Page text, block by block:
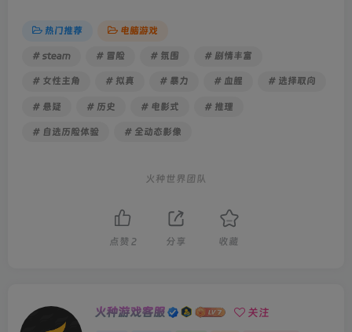
热门推荐 电脑游戏
# steam # 冒险 # 氛围 # 剧情丰富
# 女性主角 # 拟真 # 暴力 # 血腥 # 选择取向
# 悬疑 # 历史 # 电影式 # 推理
# 自选历险体验 # 全动态影像
火种世界团队
点赞 2 分享 收藏
火种游戏客服 关注